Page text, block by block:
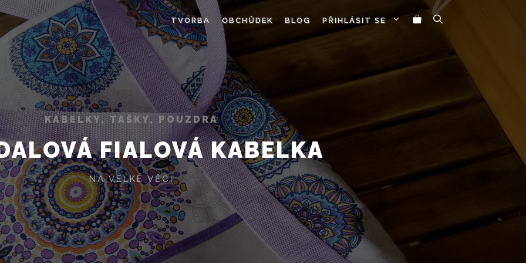
TVORBA OBCHŮDEK BLOG PŘIHLÁSIT SE
KABELKY, TAŠKY, POUZDRA
FIALOVÁ KABELKA
NA VELKÉ VĚCI